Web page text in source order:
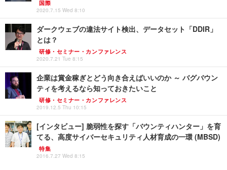
国際
2020.7.15 Wed 8:10
ダークウェブの違法サイト検出、データセット「DDIR」
とは？
研修・セミナー・カンファレンス
2020.7.21 Tue 8:15
企業は賞金稼ぎとどう向き合えばいいのか ～ バグバウン
ティを考えるなら知っておきたいこと
研修・セミナー・カンファレンス
2019.12.5 Thu 10:15
[インタビュー] 脆弱性を探す「バウンティハンター」を育
てる、高度サイバーセキュリティ人材育成の一環 (MBSD)
特集
2016.7.27 Wed 8:15